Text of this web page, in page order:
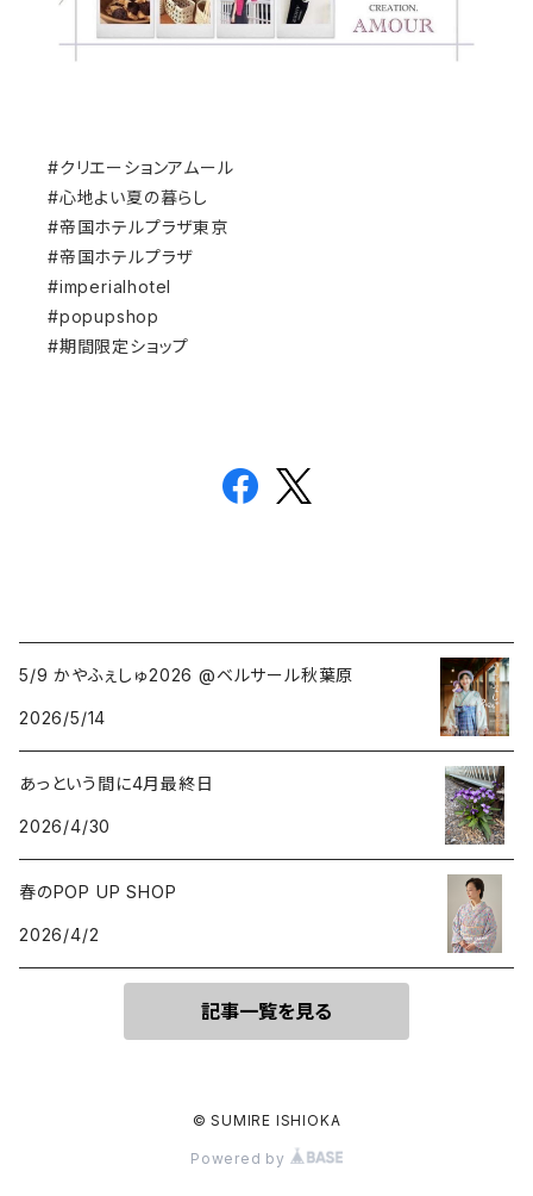
#クリエーションアムール
#心地よい夏の暮らし
#帝国ホテルプラザ東京
#帝国ホテルプラザ
#imperialhotel
#popupshop
#期間限定ショップ
5/9 かやふぇしゅ2026 @ベルサール秋葉原
2026/5/14
あっという間に4月最終日
2026/4/30
春のPOP UP SHOP
2026/4/2
記事一覧を見る
© SUMIRE ISHIOKA
Powered by